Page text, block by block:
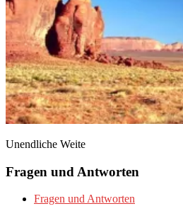
Unendliche Weite
Fragen und Antworten
Fragen und Antworten